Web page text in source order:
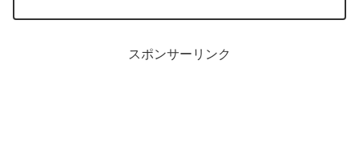
スポンサーリンク